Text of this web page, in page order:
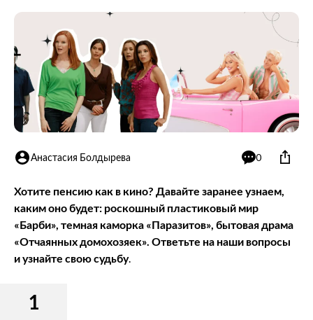
Анастасия Болдырева 0
Хотите пенсию как в кино? Давайте заранее узнаем,
каким оно будет: роскошный пластиковый мир
«Барби», темная каморка «Паразитов», бытовая драма
«Отчаянных домохозяек». Ответьте на наши вопросы
и узнайте свою судьбу.
1